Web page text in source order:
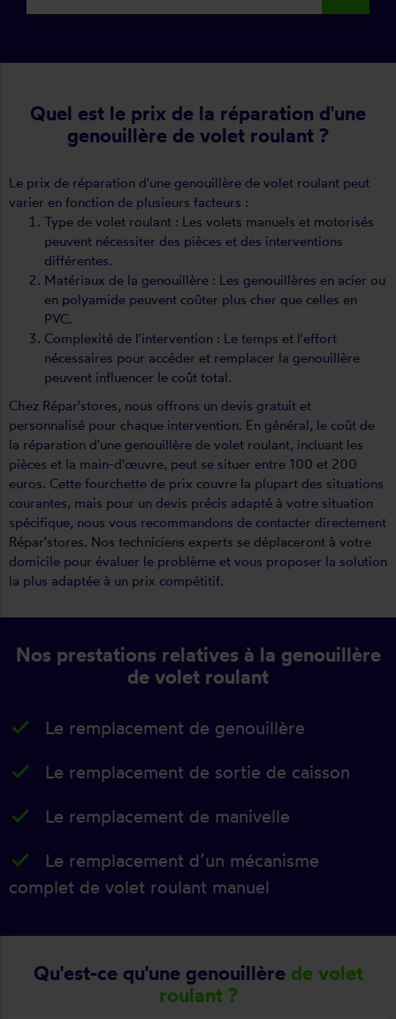
Quel est le prix de la réparation d'une
genouillère de volet roulant ?
Le prix de réparation d'une genouillère de volet roulant peut
varier en fonction de plusieurs facteurs :
Type de volet roulant : Les volets manuels et motorisés
peuvent nécessiter des pièces et des interventions
différentes.
Matériaux de la genouillère : Les genouillères en acier ou
en polyamide peuvent coûter plus cher que celles en
PVC.
Complexité de l'intervention : Le temps et l'effort
nécessaires pour accéder et remplacer la genouillère
peuvent influencer le coût total.
Chez Répar'stores, nous offrons un devis gratuit et
personnalisé pour chaque intervention. En général, le coût de
la réparation d'une genouillère de volet roulant, incluant les
pièces et la main-d'œuvre, peut se situer entre 100 et 200
euros. Cette fourchette de prix couvre la plupart des situations
courantes, mais pour un devis précis adapté à votre situation
spécifique, nous vous recommandons de contacter directement
Répar'stores. Nos techniciens experts se déplaceront à votre
domicile pour évaluer le problème et vous proposer la solution
la plus adaptée à un prix compétitif.
Nos prestations relatives à la genouillère
de volet roulant
Le remplacement de genouillère
Le remplacement de sortie de caisson
Le remplacement de manivelle
Le remplacement d’un mécanisme
complet de volet roulant manuel
Qu'est-ce qu'une genouillère de volet
roulant ?